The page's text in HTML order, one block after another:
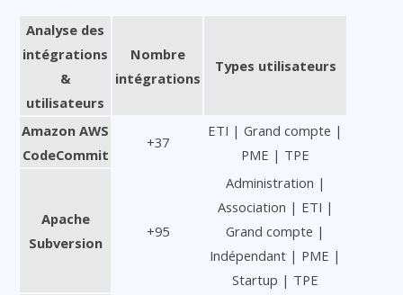
Analyse des
intégrations
&
utilisateurs
Nombre
intégrations
Types utilisateurs
Amazon AWS
CodeCommit
+37
ETI | Grand compte |
PME | TPE
Apache
Subversion
+95
Administration |
Association | ETI |
Grand compte |
Indépendant | PME |
Startup | TPE